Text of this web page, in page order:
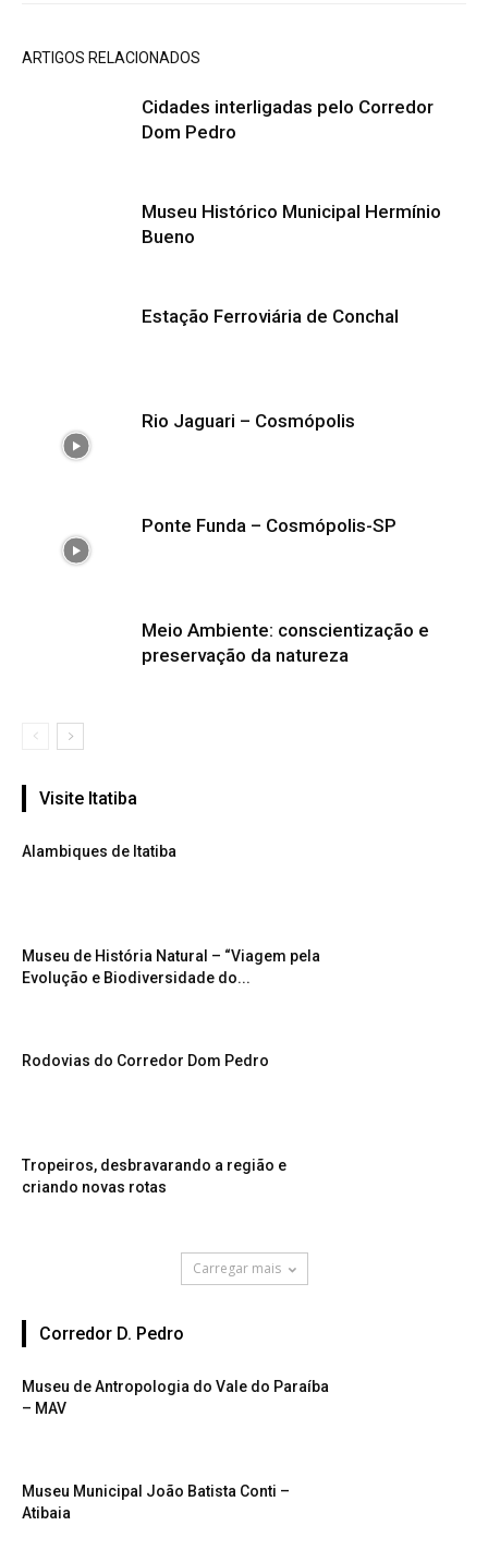
ARTIGOS RELACIONADOS
Cidades interligadas pelo Corredor
Dom Pedro
Museu Histórico Municipal Hermínio
Bueno
Estação Ferroviária de Conchal
Rio Jaguari – Cosmópolis
Ponte Funda – Cosmópolis-SP
Meio Ambiente: conscientização e
preservação da natureza
Visite Itatiba
Alambiques de Itatiba
Museu de História Natural – “Viagem pela
Evolução e Biodiversidade do...
Rodovias do Corredor Dom Pedro
Tropeiros, desbravarando a região e
criando novas rotas
Carregar mais
Corredor D. Pedro
Museu de Antropologia do Vale do Paraíba
– MAV
Museu Municipal João Batista Conti –
Atibaia